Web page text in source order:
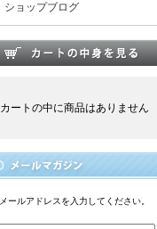
ショップブログ
カートの中に商品はありません
メールアドレスを入力してください。